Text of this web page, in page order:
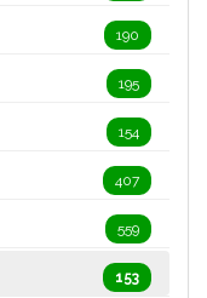
190
195
154
407
559
153